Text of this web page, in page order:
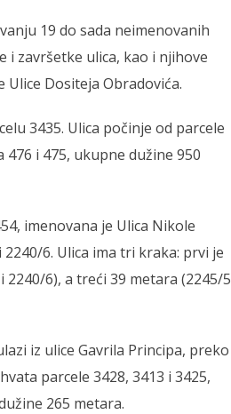
19 do sada neimenovanih
i završetke ulica, kao i njihove
Dositeja Obradovića.
3435. Ulica počinje od parcele
476 i 475, ukupne dužine 950
imenovana je Ulica Nikole
6. Ulica ima tri kraka: prvi je
6), a treći 39 metara (2245/5
iz ulice Gavrila Principa, preko
parcele 3428, 3413 i 3425,
265 metara.